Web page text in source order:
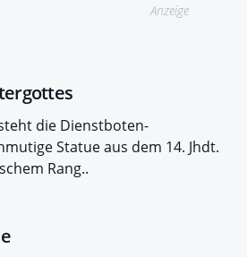
Anzeige
die Dienstboten-
Statue aus dem 14. Jhdt.
Rang..